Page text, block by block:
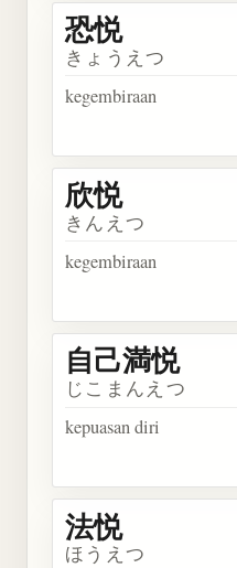
恐悦
きょうえつ
kegembiraan
欣悦
きんえつ
kegembiraan
自己満悦
じこまんえつ
kepuasan diri
法悦
ほうえつ